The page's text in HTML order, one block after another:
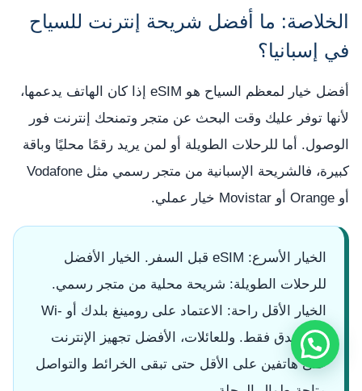
الخلاصة: ما أفضل شريحة إنترنت للسياح
في إسبانيا؟
أفضل خيار لمعظم السياح هو eSIM إذا كان الهاتف يدعمها،
لأنها توفر عليك وقت البحث عن متجر وتمنحك إنترنت فور
الوصول. أما للرحلات الطويلة أو لمن يريد رقمًا محليًا وباقة
كبيرة، فالشريحة الإسبانية من متجر رسمي مثل Vodafone
أو Orange أو Movistar خيار عملي.
الخيار الأسرع: eSIM قبل السفر. الخيار الأفضل
للرحلات الطويلة: شريحة محلية من متجر رسمي.
الخيار الأقل راحة: الاعتماد على رومينغ بلدك أو Wi-
Fi الفندق فقط. وللعائلات، الأفضل تجهيز الإنترنت
على هاتفين على الأقل حتى تبقى الخرائط والتواصل